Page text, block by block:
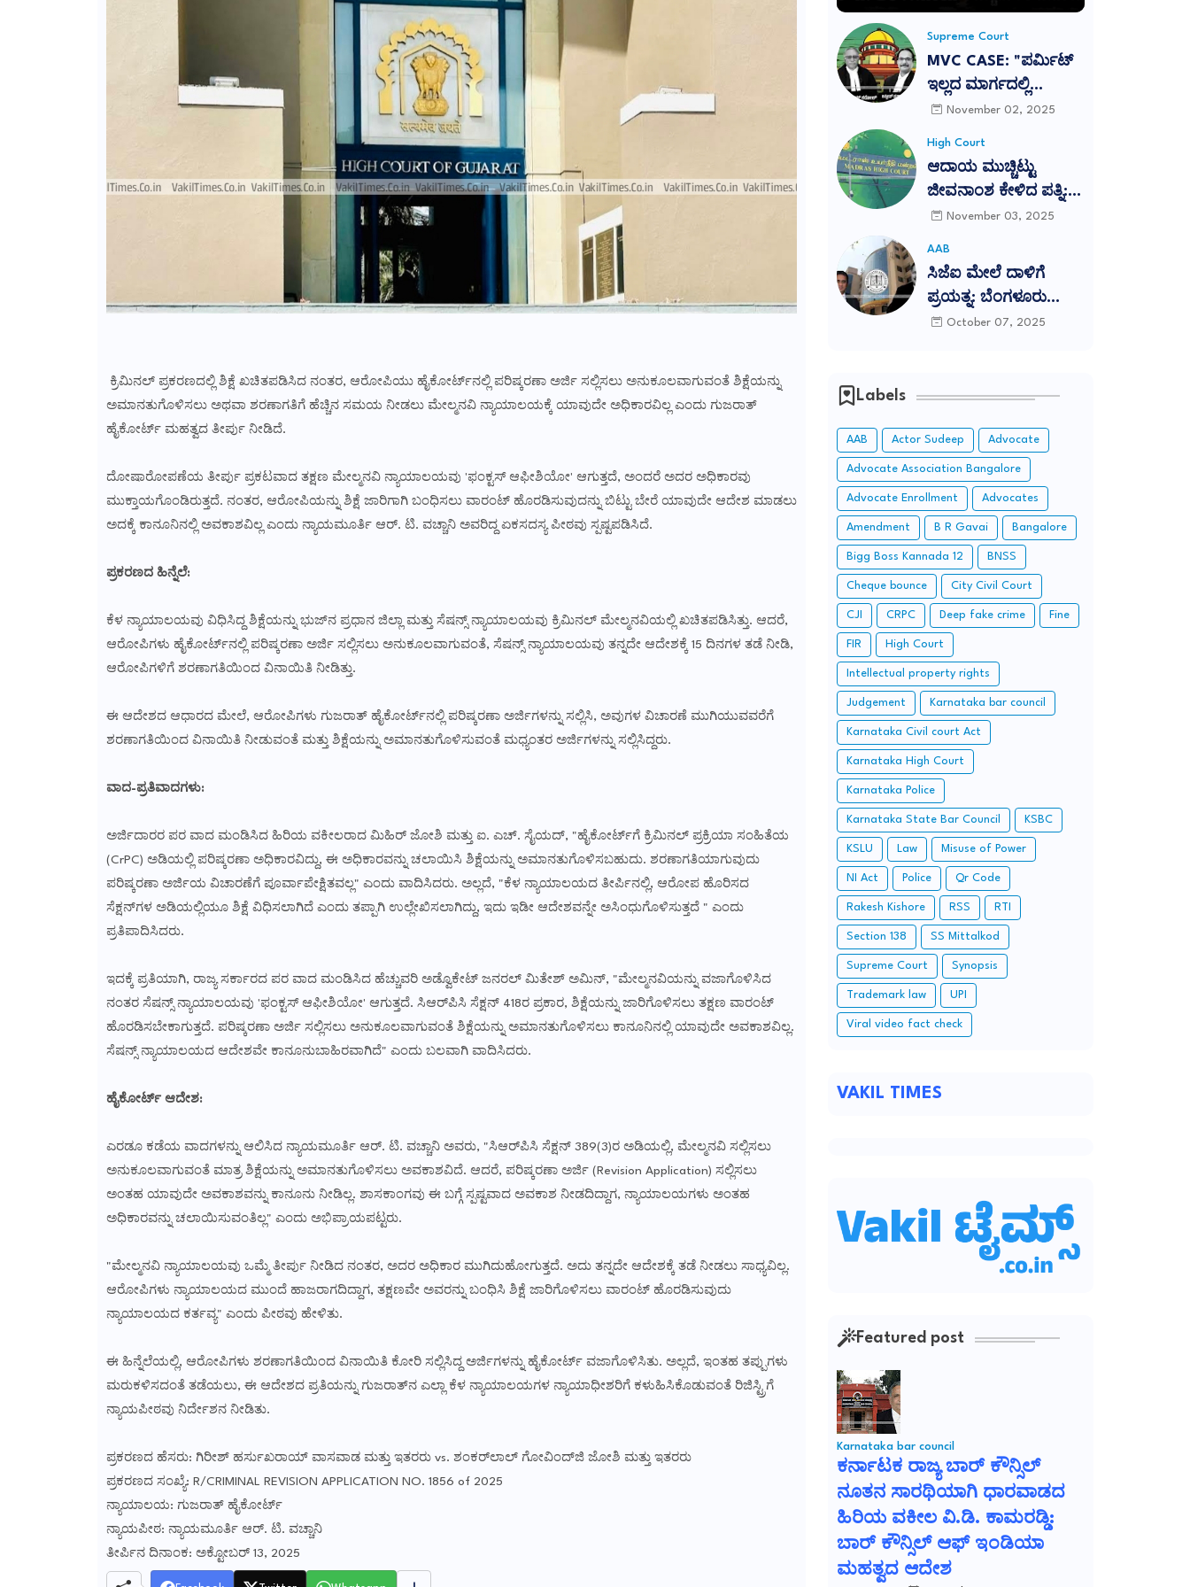
ಕ್ರಿಮಿನಲ್ ಪ್ರಕರಣದಲ್ಲಿ ಶಿಕ್ಷೆ ಖಚಿತಪಡಿಸಿದ ನಂತರ, ಆರೋಪಿಯು ಹೈಕೋರ್ಟ್‌ನಲ್ಲಿ ಪರಿಷ್ಕರಣಾ ಅರ್ಜಿ ಸಲ್ಲಿಸಲು ಅನುಕೂಲವಾಗುವಂತೆ ಶಿಕ್ಷೆಯನ್ನು
ಅಮಾನತುಗೊಳಿಸಲು ಅಥವಾ ಶರಣಾಗತಿಗೆ ಹೆಚ್ಚಿನ ಸಮಯ ನೀಡಲು ಮೇಲ್ಮನವಿ ನ್ಯಾಯಾಲಯಕ್ಕೆ ಯಾವುದೇ ಅಧಿಕಾರವಿಲ್ಲ ಎಂದು ಗುಜರಾತ್
ಹೈಕೋರ್ಟ್ ಮಹತ್ವದ ತೀರ್ಪು ನೀಡಿದೆ.
ದೋಷಾರೋಪಣೆಯ ತೀರ್ಪು ಪ್ರಕಟವಾದ ತಕ್ಷಣ ಮೇಲ್ಮನವಿ ನ್ಯಾಯಾಲಯವು 'ಫಂಕ್ಟಸ್ ಆಫೀಶಿಯೋ' ಆಗುತ್ತದೆ, ಅಂದರೆ ಅದರ ಅಧಿಕಾರವು
ಮುಕ್ತಾಯಗೊಂಡಿರುತ್ತದೆ. ನಂತರ, ಆರೋಪಿಯನ್ನು ಶಿಕ್ಷೆ ಜಾರಿಗಾಗಿ ಬಂಧಿಸಲು ವಾರಂಟ್ ಹೊರಡಿಸುವುದನ್ನು ಬಿಟ್ಟು ಬೇರೆ ಯಾವುದೇ ಆದೇಶ ಮಾಡಲು
ಅದಕ್ಕೆ ಕಾನೂನಿನಲ್ಲಿ ಅವಕಾಶವಿಲ್ಲ ಎಂದು ನ್ಯಾಯಮೂರ್ತಿ ಆರ್. ಟಿ. ವಚ್ಚಾನಿ ಅವರಿದ್ದ ಏಕಸದಸ್ಯ ಪೀಠವು ಸ್ಪಷ್ಟಪಡಿಸಿದೆ.
ಪ್ರಕರಣದ ಹಿನ್ನೆಲೆ:
ಕೆಳ ನ್ಯಾಯಾಲಯವು ವಿಧಿಸಿದ್ದ ಶಿಕ್ಷೆಯನ್ನು ಭುಜ್‌ನ ಪ್ರಧಾನ ಜಿಲ್ಲಾ ಮತ್ತು ಸೆಷನ್ಸ್ ನ್ಯಾಯಾಲಯವು ಕ್ರಿಮಿನಲ್ ಮೇಲ್ಮನವಿಯಲ್ಲಿ ಖಚಿತಪಡಿಸಿತ್ತು. ಆದರೆ,
ಆರೋಪಿಗಳು ಹೈಕೋರ್ಟ್‌ನಲ್ಲಿ ಪರಿಷ್ಕರಣಾ ಅರ್ಜಿ ಸಲ್ಲಿಸಲು ಅನುಕೂಲವಾಗುವಂತೆ, ಸೆಷನ್ಸ್ ನ್ಯಾಯಾಲಯವು ತನ್ನದೇ ಆದೇಶಕ್ಕೆ 15 ದಿನಗಳ ತಡೆ ನೀಡಿ,
ಆರೋಪಿಗಳಿಗೆ ಶರಣಾಗತಿಯಿಂದ ವಿನಾಯಿತಿ ನೀಡಿತ್ತು.
ಈ ಆದೇಶದ ಆಧಾರದ ಮೇಲೆ, ಆರೋಪಿಗಳು ಗುಜರಾತ್ ಹೈಕೋರ್ಟ್‌ನಲ್ಲಿ ಪರಿಷ್ಕರಣಾ ಅರ್ಜಿಗಳನ್ನು ಸಲ್ಲಿಸಿ, ಅವುಗಳ ವಿಚಾರಣೆ ಮುಗಿಯುವವರೆಗೆ
ಶರಣಾಗತಿಯಿಂದ ವಿನಾಯಿತಿ ನೀಡುವಂತೆ ಮತ್ತು ಶಿಕ್ಷೆಯನ್ನು ಅಮಾನತುಗೊಳಿಸುವಂತೆ ಮಧ್ಯಂತರ ಅರ್ಜಿಗಳನ್ನು ಸಲ್ಲಿಸಿದ್ದರು.
ವಾದ-ಪ್ರತಿವಾದಗಳು:
ಅರ್ಜಿದಾರರ ಪರ ವಾದ ಮಂಡಿಸಿದ ಹಿರಿಯ ವಕೀಲರಾದ ಮಿಹಿರ್ ಜೋಶಿ ಮತ್ತು ಐ. ಎಚ್. ಸೈಯದ್, "ಹೈಕೋರ್ಟ್‌ಗೆ ಕ್ರಿಮಿನಲ್ ಪ್ರಕ್ರಿಯಾ ಸಂಹಿತೆಯ
(CrPC) ಅಡಿಯಲ್ಲಿ ಪರಿಷ್ಕರಣಾ ಅಧಿಕಾರವಿದ್ದು, ಈ ಅಧಿಕಾರವನ್ನು ಚಲಾಯಿಸಿ ಶಿಕ್ಷೆಯನ್ನು ಅಮಾನತುಗೊಳಿಸಬಹುದು. ಶರಣಾಗತಿಯಾಗುವುದು
ಪರಿಷ್ಕರಣಾ ಅರ್ಜಿಯ ವಿಚಾರಣೆಗೆ ಪೂರ್ವಾಪೇಕ್ಷಿತವಲ್ಲ" ಎಂದು ವಾದಿಸಿದರು. ಅಲ್ಲದೆ, "ಕೆಳ ನ್ಯಾಯಾಲಯದ ತೀರ್ಪಿನಲ್ಲಿ, ಆರೋಪ ಹೊರಿಸದ
ಸೆಕ್ಷನ್‌ಗಳ ಅಡಿಯಲ್ಲಿಯೂ ಶಿಕ್ಷೆ ವಿಧಿಸಲಾಗಿದೆ ಎಂದು ತಪ್ಪಾಗಿ ಉಲ್ಲೇಖಿಸಲಾಗಿದ್ದು, ಇದು ಇಡೀ ಆದೇಶವನ್ನೇ ಅಸಿಂಧುಗೊಳಿಸುತ್ತದೆ " ಎಂದು
ಪ್ರತಿಪಾದಿಸಿದರು.
ಇದಕ್ಕೆ ಪ್ರತಿಯಾಗಿ, ರಾಜ್ಯ ಸರ್ಕಾರದ ಪರ ವಾದ ಮಂಡಿಸಿದ ಹೆಚ್ಚುವರಿ ಅಡ್ವೊಕೇಟ್ ಜನರಲ್ ಮಿತೇಶ್ ಅಮಿನ್, "ಮೇಲ್ಮನವಿಯನ್ನು ವಜಾಗೊಳಿಸಿದ
ನಂತರ ಸೆಷನ್ಸ್ ನ್ಯಾಯಾಲಯವು 'ಫಂಕ್ಟಸ್ ಆಫೀಶಿಯೋ' ಆಗುತ್ತದೆ. ಸಿಆರ್‌ಪಿಸಿ ಸೆಕ್ಷನ್ 418ರ ಪ್ರಕಾರ, ಶಿಕ್ಷೆಯನ್ನು ಜಾರಿಗೊಳಿಸಲು ತಕ್ಷಣ ವಾರಂಟ್
ಹೊರಡಿಸಬೇಕಾಗುತ್ತದೆ. ಪರಿಷ್ಕರಣಾ ಅರ್ಜಿ ಸಲ್ಲಿಸಲು ಅನುಕೂಲವಾಗುವಂತೆ ಶಿಕ್ಷೆಯನ್ನು ಅಮಾನತುಗೊಳಿಸಲು ಕಾನೂನಿನಲ್ಲಿ ಯಾವುದೇ ಅವಕಾಶವಿಲ್ಲ.
ಸೆಷನ್ಸ್ ನ್ಯಾಯಾಲಯದ ಆದೇಶವೇ ಕಾನೂನುಬಾಹಿರವಾಗಿದೆ" ಎಂದು ಬಲವಾಗಿ ವಾದಿಸಿದರು.
ಹೈಕೋರ್ಟ್ ಆದೇಶ:
ಎರಡೂ ಕಡೆಯ ವಾದಗಳನ್ನು ಆಲಿಸಿದ ನ್ಯಾಯಮೂರ್ತಿ ಆರ್. ಟಿ. ವಚ್ಚಾನಿ ಅವರು, "ಸಿಆರ್‌ಪಿಸಿ ಸೆಕ್ಷನ್ 389(3)ರ ಅಡಿಯಲ್ಲಿ, ಮೇಲ್ಮನವಿ ಸಲ್ಲಿಸಲು
ಅನುಕೂಲವಾಗುವಂತೆ ಮಾತ್ರ ಶಿಕ್ಷೆಯನ್ನು ಅಮಾನತುಗೊಳಿಸಲು ಅವಕಾಶವಿದೆ. ಆದರೆ, ಪರಿಷ್ಕರಣಾ ಅರ್ಜಿ (Revision Application) ಸಲ್ಲಿಸಲು
ಅಂತಹ ಯಾವುದೇ ಅವಕಾಶವನ್ನು ಕಾನೂನು ನೀಡಿಲ್ಲ. ಶಾಸಕಾಂಗವು ಈ ಬಗ್ಗೆ ಸ್ಪಷ್ಟವಾದ ಅವಕಾಶ ನೀಡದಿದ್ದಾಗ, ನ್ಯಾಯಾಲಯಗಳು ಅಂತಹ
ಅಧಿಕಾರವನ್ನು ಚಲಾಯಿಸುವಂತಿಲ್ಲ" ಎಂದು ಅಭಿಪ್ರಾಯಪಟ್ಟರು.
"ಮೇಲ್ಮನವಿ ನ್ಯಾಯಾಲಯವು ಒಮ್ಮೆ ತೀರ್ಪು ನೀಡಿದ ನಂತರ, ಅದರ ಅಧಿಕಾರ ಮುಗಿದುಹೋಗುತ್ತದೆ. ಅದು ತನ್ನದೇ ಆದೇಶಕ್ಕೆ ತಡೆ ನೀಡಲು ಸಾಧ್ಯವಿಲ್ಲ.
ಆರೋಪಿಗಳು ನ್ಯಾಯಾಲಯದ ಮುಂದೆ ಹಾಜರಾಗದಿದ್ದಾಗ, ತಕ್ಷಣವೇ ಅವರನ್ನು ಬಂಧಿಸಿ ಶಿಕ್ಷೆ ಜಾರಿಗೊಳಿಸಲು ವಾರಂಟ್ ಹೊರಡಿಸುವುದು
ನ್ಯಾಯಾಲಯದ ಕರ್ತವ್ಯ" ಎಂದು ಪೀಠವು ಹೇಳಿತು.
ಈ ಹಿನ್ನೆಲೆಯಲ್ಲಿ, ಆರೋಪಿಗಳು ಶರಣಾಗತಿಯಿಂದ ವಿನಾಯಿತಿ ಕೋರಿ ಸಲ್ಲಿಸಿದ್ದ ಅರ್ಜಿಗಳನ್ನು ಹೈಕೋರ್ಟ್ ವಜಾಗೊಳಿಸಿತು. ಅಲ್ಲದೆ, ಇಂತಹ ತಪ್ಪುಗಳು
ಮರುಕಳಿಸದಂತೆ ತಡೆಯಲು, ಈ ಆದೇಶದ ಪ್ರತಿಯನ್ನು ಗುಜರಾತ್‌ನ ಎಲ್ಲಾ ಕೆಳ ನ್ಯಾಯಾಲಯಗಳ ನ್ಯಾಯಾಧೀಶರಿಗೆ ಕಳುಹಿಸಿಕೊಡುವಂತೆ ರಿಜಿಸ್ಟ್ರಿಗೆ
ನ್ಯಾಯಪೀಠವು ನಿರ್ದೇಶನ ನೀಡಿತು.
ಪ್ರಕರಣದ ಹೆಸರು: ಗಿರೀಶ್ ಹರ್ಸುಖರಾಯ್ ವಾಸವಾಡ ಮತ್ತು ಇತರರು vs. ಶಂಕರ್‌ಲಾಲ್ ಗೋವಿಂದ್‌ಜಿ ಜೋಶಿ ಮತ್ತು ಇತರರು
ಪ್ರಕರಣದ ಸಂಖ್ಯೆ: R/CRIMINAL REVISION APPLICATION NO. 1856 of 2025
ನ್ಯಾಯಾಲಯ: ಗುಜರಾತ್ ಹೈಕೋರ್ಟ್
ನ್ಯಾಯಪೀಠ: ನ್ಯಾಯಮೂರ್ತಿ ಆರ್. ಟಿ. ವಚ್ಚಾನಿ
ತೀರ್ಪಿನ ದಿನಾಂಕ: ಅಕ್ಟೋಬರ್ 13, 2025
Supreme Court
MVC CASE: "ಪರ್ಮಿಟ್
ಇಲ್ಲದ ಮಾರ್ಗದಲ್ಲಿ
ಅಪಘಾತ ಸಂಭವಿಸಿದೆ
ಪರಿಹಾರ ನಿರಾಕರಿಸುವುದು
ನ್ಯಾಯವಲ್ಲ": ಕರ್ನಾಟಕ
ಕೋರ್ಟ್
November 02, 2025
High Court
ಆದಾಯ ಮುಚ್ಚಿಟ್ಟು
ಜೀವನಾಂಶ ಕೇಳಿದ ಪತ್ನಿ:
ಪರಿಹಾರ ಕಡಿಮೆ ಮಾಡಿದ
November 03, 2025
AAB
ಸಿಜೆಐ ಮೇಲೆ ದಾಳಿಗೆ
ಪ್ರಯತ್ನ: ಬೆಂಗಳೂರು
ವಕೀಲರ ಸಂಘದಿಂದ ಎಲ್ಲಾ
ಕರೆ
October 07, 2025
Labels
AAB Actor Sudeep Advocate
Advocate Association Bangalore
Advocate Enrollment Advocates
Amendment B R Gavai Bangalore
Bigg Boss Kannada 12 BNSS
Cheque bounce City Civil Court
CJI CRPC Deep fake crime Fine
FIR High Court
Intellectual property rights
Judgement Karnataka bar council
Karnataka Civil court Act
Karnataka High Court
Karnataka Police
Karnataka State Bar Council KSBC
KSLU Law Misuse of Power
NI Act Police Qr Code
Rakesh Kishore RSS RTI
Section 138 SS Mittalkod
Supreme Court Synopsis
Trademark law UPI
Viral video fact check
VAKIL TIMES
Featured post
Karnataka bar council
ಕರ್ನಾಟಕ ರಾಜ್ಯ ಬಾರ್ ಕೌನ್ಸಿಲ್
ನೂತನ ಸಾರಥಿಯಾಗಿ ಧಾರವಾಡದ
ಹಿರಿಯ ವಕೀಲ ವಿ.ಡಿ. ಕಾಮರಡ್ಡಿ:
ಬಾರ್ ಕೌನ್ಸಿಲ್ ಆಫ್ ಇಂಡಿಯಾ
ಮಹತ್ವದ ಆದೇಶ